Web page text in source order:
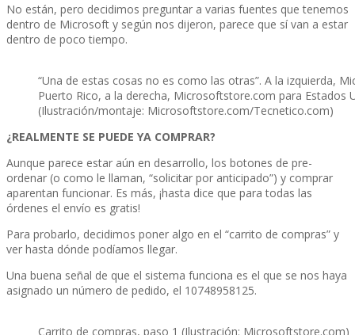
No están, pero decidimos preguntar a varias fuentes que tenemos
dentro de Microsoft y según nos dijeron, parece que sí­ van a estar
dentro de poco tiempo.
“Una de estas cosas no es como las otras”. A la izquierda,
Puerto Rico, a la derecha, Microsoftstore.com para Estados
(Ilustración/montaje: Microsoftstore.com/Tecnetico.com)
¿REALMENTE SE PUEDE YA COMPRAR?
Aunque parece estar aún en desarrollo, los botones de pre-
ordenar (o como le llaman, “solicitar por anticipado”) y comprar
aparentan funcionar. Es más, ¡hasta dice que para todas las
órdenes el enví­o es gratis!
Para probarlo, decidimos poner algo en el “carrito de compras” y
ver hasta dónde podí­amos llegar.
Una buena señal de que el sistema funciona es el que se nos haya
asignado un número de pedido, el 10748958125.
Carrito de compras, paso 1 (Ilustración: Microsoftstore.com)